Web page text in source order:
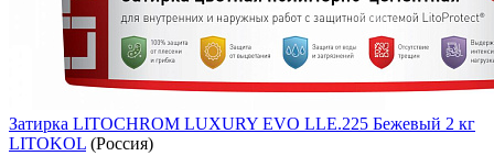
Затирка LITOCHROM LUXURY EVO LLE.225 Бежевый 2 кг
LITOKOL (Россия)